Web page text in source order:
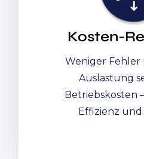
Kosten-
Weniger Fehler
Auslastung
Betriebskosten
Effizienz und